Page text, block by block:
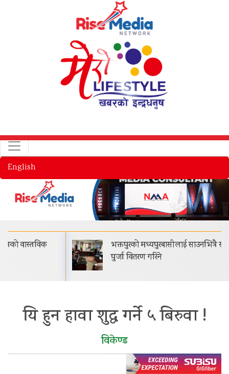
English
भक्तपुरको मध्यपुरबासीलाई साउनभित्रै स्थायी जग्गाधनी
पुर्जा वितरण गरिने
यि हुन हावा शुद्ध गर्ने ५ बिरुवा !
विकेण्ड